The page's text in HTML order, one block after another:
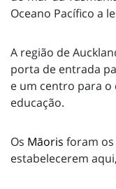
Oceano Pacífico a
A região de
porta de entrada
e um centro para
educação.
Os Māoris foram
estabelecerem